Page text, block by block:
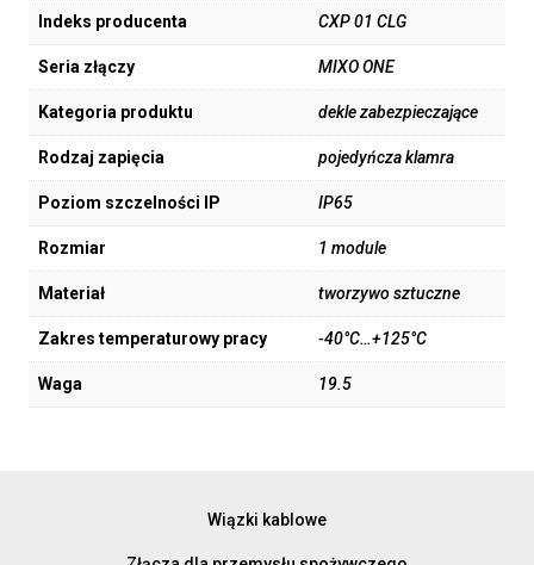
Indeks producenta CXP 01 CLG
Seria złączy MIXO ONE
Kategoria produktu dekle zabezpieczające
Rodzaj zapięcia pojedyńcza klamra
Poziom szczelności IP IP65
Rozmiar 1 module
Materiał tworzywo sztuczne
Zakres temperaturowy pracy -40°C…+125°C
Waga 19.5
Wiązki kablowe